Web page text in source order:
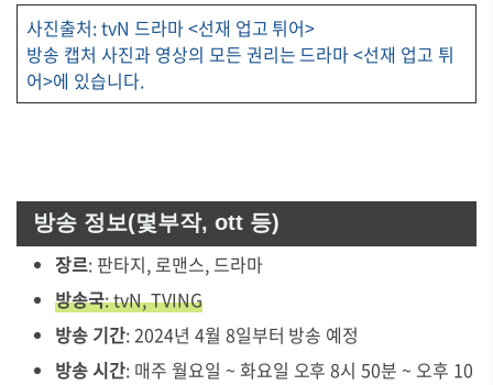
사진출처: tvN 드라마 <선재 업고 튀어>
방송 캡처 사진과 영상의 모든 권리는 드라마 <선재 업고 튀
어>에 있습니다.
방송 정보(몇부작, ott 등)
장르: 판타지, 로맨스, 드라마
방송국: tvN, TVING
방송 기간: 2024년 4월 8일부터 방송 예정
방송 시간: 매주 월요일 ~ 화요일 오후 8시 50분 ~ 오후 10